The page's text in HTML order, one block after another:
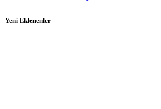
Yeni Eklenenler